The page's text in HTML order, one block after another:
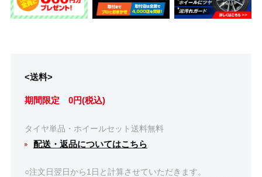
<送料>
期間限定 0円(税込)
タイヤ単品・ホイールセット送料無料
配送・返品についてはこちら
○注文日翌日から1日と計算させていただきます。